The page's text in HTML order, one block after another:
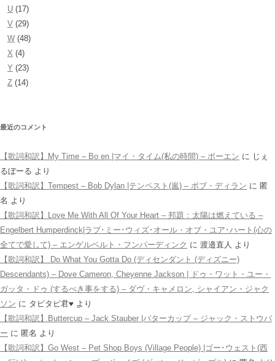
U (17)
V (29)
W (48)
X (4)
Y (23)
Z (14)
最近のコメント
【歌詞和訳】My Time – Bo en |マイ・タイム(私の時間) – ボーエン に じぇ
るぼーる より
【歌詞和訳】Tempest – Bob Dylan |テンペスト(嵐) – ボブ・ディラン に 匿
名 より
【歌詞和訳】Love Me With All Of Your Heart – 邦題：太陽は燃えている –
Engelbert Humperdinck|ラブ･ミー･ウィズ･オール・オブ・ユア･ハート(心の
全てで愛して) – エンゲルベルト・フンパーディンク に 渡邉直人 より
【歌詞和訳】 Do What You Gotta Do (ディセンダント (ディズニー)
Descendants) – Dove Cameron, Cheyenne Jackson | ドゥ・ワット・ユー・
ガッタ・ドゥ (するべき事をする) – ダヴ・キャメロン, シャイアン・ジャク
ソン に タピタピ君♥️ より
【歌詞和訳】Buttercup – Jack Stauber |バターカップ – ジャック・ストウバ
ー に 匿名 より
【歌詞和訳】Go West – Pet Shop Boys (Village People) |ゴー･ウェスト(西